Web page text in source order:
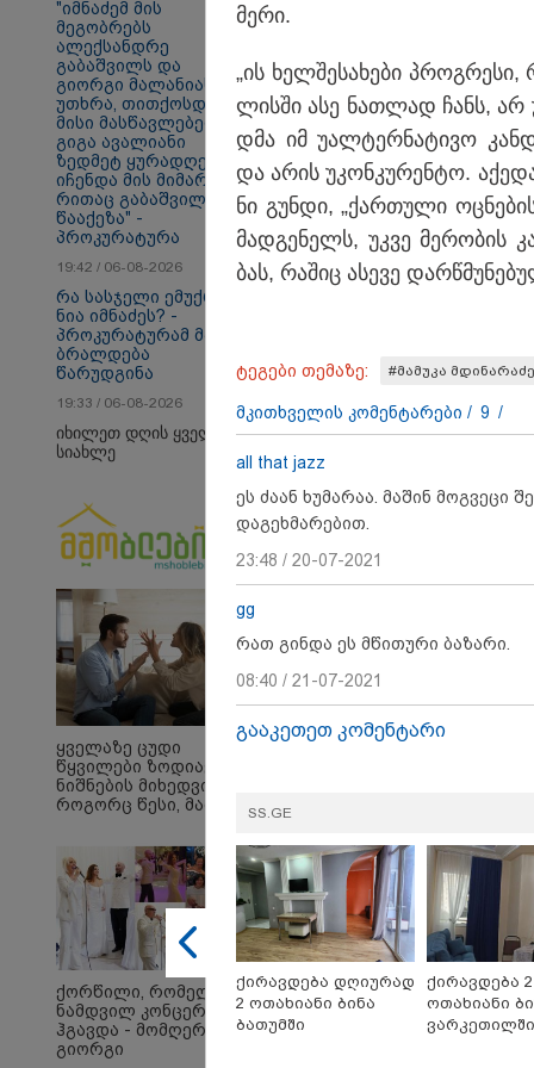
სამართალი
და
"იმნაძემ მის
მეგობრებს
ალექსანდრე
გაბაშვილს და
გიორგი მალანიას
უთხრა, თითქოსდა
მისი მასწავლებელი,
გიგა ავალიანი
ზედმეტ ყურადღებას
იჩენდა მის მიმართ,
რითაც გაბაშვილი
წააქეზა" -
პროკურატურა
19:42 / 06-08-2026
რა სასჯელი ემუქრება
ნია იმნაძეს? -
პროკურატურამ მას
ბრალდება
წარუდგინა
19:33 / 06-08-2026
იხილეთ დღის ყველა
სიახლე
ყველაზე ცუდი
წყვილები ზოდიაქოს
ნიშნების მიხედვით -
როგორც წესი, მათ არ
ურთიერთობა
ქორწილი, რომელიც
ნამდვილ კონცერტს
ჰგავდა - მომღერალი
გიორგი
მერი.
„ის ხელ­შე­სა­ხე­ბი
ლის­ში ასე ნათ­ლად ჩანს,
დმა იმ უალ­ტერ­ნა­ტი­ვო
და არის უკონ­კუ­რენ­ტო.
ნი გუნ­დი, „ქარ­თუ­ლი
მად­გე­ნელს, უკვე მე­რო­ბის
ბას, რა­შიც ასე­ვე
ტეგები თემაზე: #მამუკა მდინარაძე
მკითხველის კომენტარები / 9 /
all that jazz
ეს ძაან ხუმარაა. მაშინ მოგვეცი
დაგეხმარებით.
23:48 / 20-07-2021
gg
რათ გინდა ეს მწითური ბაზარი.
08:40 / 21-07-2021
გააკეთეთ კომენტარი
SS.GE
ქირავდება დღიურად
2 ოთახიანი ბინა
ბათუმში
ქირავდება 2
ოთახიანი
ვარკეთილში